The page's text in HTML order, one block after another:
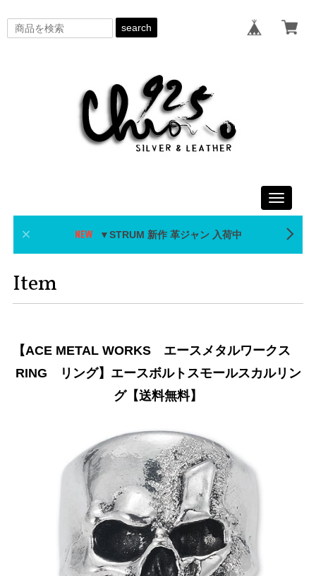
search
Toggle
▼STRUM 新作 革ジャン 入荷中
Item
【ACE METAL WORKS エースメタルワークス
RING リング】エースボルトスモールスカルリン
グ【送料無料】